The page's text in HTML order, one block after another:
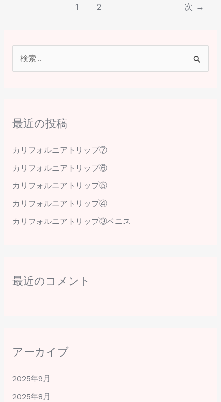
:最近の投稿
カリフォルニアトリップ⑦
カリフォルニアトリップ⑥
カリフォルニアトリップ⑤
カリフォルニアトリップ④
カリフォルニアトリップ③ベニス
最近のコメント
アーカイブ
2025年9月
2025年8月
1 2 次 →